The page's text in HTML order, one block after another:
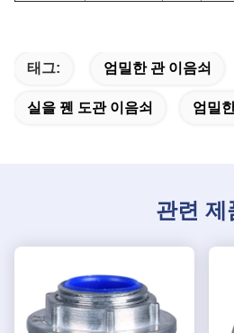
태그: 엄밀한 관 이음쇠
실을 꿴 도관 이음쇠 엄밀
관련 제